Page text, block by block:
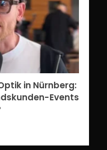
in Nürnberg:
Events